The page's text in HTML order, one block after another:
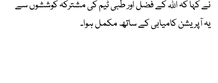
نے کہا کہ اللہ کے فضل اور طبی ٹیم کی مشترکہ کوششوں سے
یہ آپریشن کامیابی کے ساتھ مکمل ہوا۔